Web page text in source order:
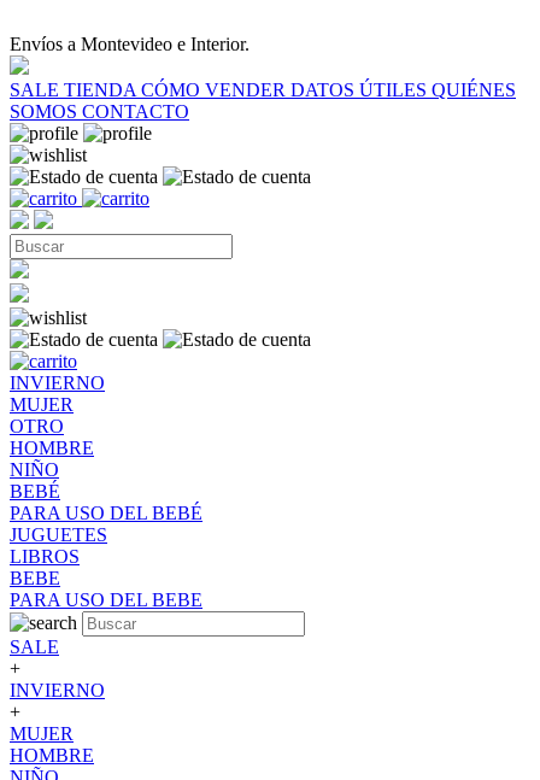
Envíos a Montevideo e Interior.
SALE TIENDA CÓMO VENDER DATOS ÚTILES QUIÉNES
SOMOS CONTACTO
INVIERNO
MUJER
OTRO
HOMBRE
NIÑO
BEBÉ
PARA USO DEL BEBÉ
JUGUETES
LIBROS
BEBE
PARA USO DEL BEBE
SALE
+
INVIERNO
+
MUJER
HOMBRE